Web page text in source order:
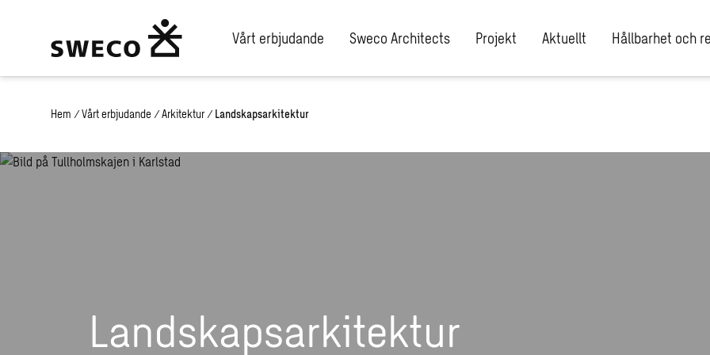
Vårt erbjudande Sweco Architects Projekt Aktuellt Hållbarhet och
Hem / Vårt erbjudande / Arkitektur / Landskapsarkitektur
Landskapsarkitektur